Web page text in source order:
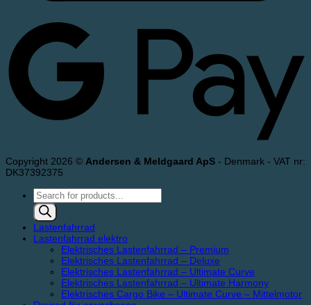
Copyright 2026 © Andersen & Meldgaard ApS - Denmark - VAT nr:
DK37392375
Products
search
Lastenfahrrad
Lastenfahrrad elektro
Elektrisches Lastenfahrrad – Premium
Elektrisches Lastenfahrrad – Deluxe
Elektrisches Lastenfahrrad – Ultimate Curve
Elektrisches Lastenfahrrad – Ultimate Harmony
Elektrisches Cargo Bike – Ultimate Curve – Mittelmotor